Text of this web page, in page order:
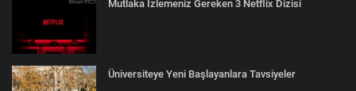
Mutlaka İzlemeniz Gereken 3 Netflix Dizisi
Üniversiteye Yeni Başlayanlara Tavsiyeler